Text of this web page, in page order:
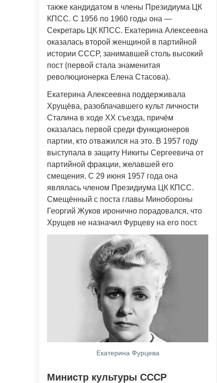
также кандидатом в члены Президиума ЦК
КПСС. С 1956 по 1960 годы она —
Секретарь ЦК КПСС. Екатерина Алексеевна
оказалась второй женщиной в партийной
истории СССР, занимавшей столь высокий
пост (первой стала знаменитая
революционерка Елена Стасова).
Екатерина Алексеевна поддерживала
Хрущёва, разоблачавшего культ личности
Сталина в ходе XX съезда, причём
оказалась первой среди функционеров
партии, кто отважился на это. В 1957 году
выступала в защиту Никиты Сергеевича от
партийной фракции, желавшей его
смещения. С 29 июня 1957 года она
являлась членом Президиума ЦК КПСС.
Смещённый с поста главы Минобороны
Георгий Жуков иронично порадовался, что
Хрущев не назначил Фурцеву на его пост.
Екатерина Фурцева
Министр культуры СССР